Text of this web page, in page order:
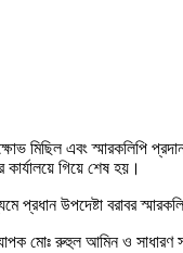
মিছিল এবং স্মারকলিপি
গিয়ে শেষ হয়।
প্রধান উপদেষ্টা বরাবর
মোঃ রুহুল আমিন ও